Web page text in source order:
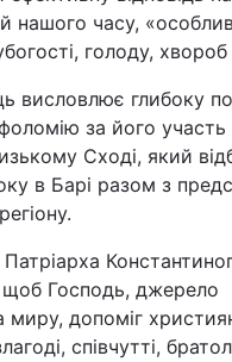
нашого часу,
голоду, хвороб
висловлює глибоку
за його участь
Сході, який
в Барі разом з
щоб Господь, джерело
миру, допоміг
співчутті,